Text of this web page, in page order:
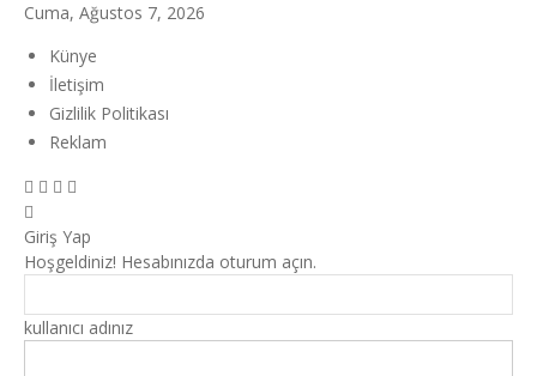
Cuma, Ağustos 7, 2026
Künye
İletişim
Gizlilik Politikası
Reklam
Giriş Yap
Hoşgeldiniz! Hesabınızda oturum açın.
kullanıcı adınız